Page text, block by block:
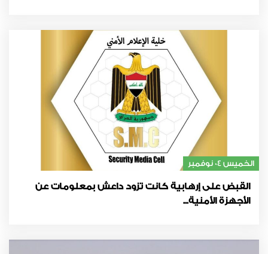
الخميس 04 نوفمبر
القبض على إرهابية كانت تزود داعش بمعلومات عن
الأجهزة الأمنية...